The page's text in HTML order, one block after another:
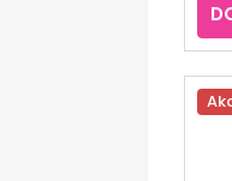
5,0
z
5